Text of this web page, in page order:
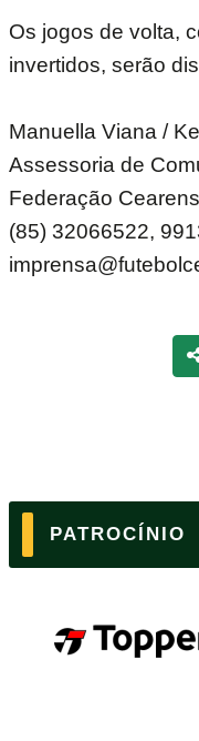
Os jogos de volta,
invertidos, serão
Manuella Viana /
Assessoria de
Federação
(85) 32066522‬,
PATROCÍNIO